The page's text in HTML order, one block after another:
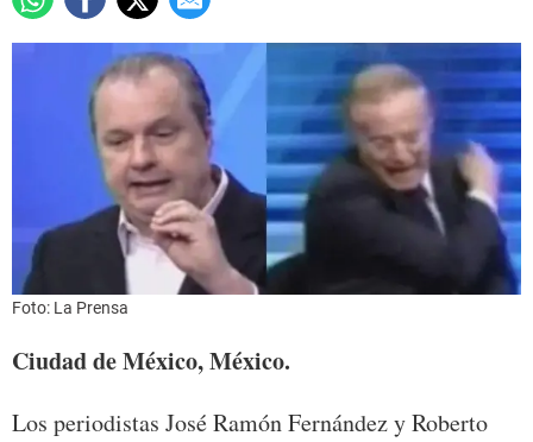
Foto: La Prensa
Ciudad de México, México.
Los periodistas José Ramón Fernández y Roberto